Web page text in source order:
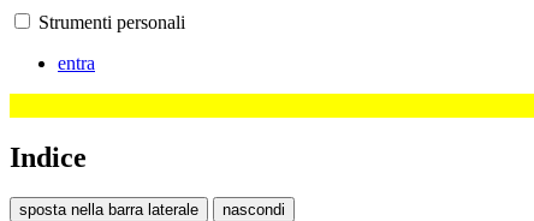
Strumenti personali
entra
Indice
sposta nella barra laterale nascondi